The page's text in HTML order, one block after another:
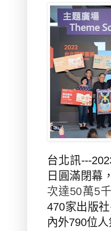
台北訊---
日圓滿閉幕
次達50萬5
470家出版
內外790位